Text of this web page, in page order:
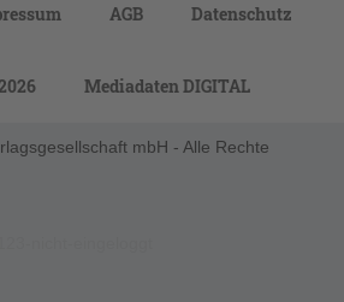
AGB Datenschutz
Mediadaten DIGITAL
mbH - Alle Rechte